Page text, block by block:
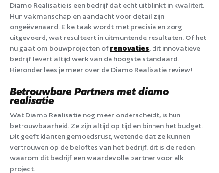
Diamo Realisatie is een bedrijf dat echt uitblinkt in kwaliteit.
Hun vakmanschap en aandacht voor detail zijn
ongeëvenaard. Elke taak wordt met precisie en zorg
uitgevoerd, wat resulteert in uitmuntende resultaten. Of het
nu gaat om bouwprojecten of renovaties, dit innovatieve
bedrijf levert altijd werk van de hoogste standaard.
Hieronder lees je meer over de Diamo Realisatie review!
Betrouwbare Partners met diamo
realisatie
Wat Diamo Realisatie nog meer onderscheidt, is hun
betrouwbaarheid. Ze zijn altijd op tijd en binnen het budget.
Dit geeft klanten gemoedsrust, wetende dat ze kunnen
vertrouwen op de beloftes van het bedrijf. dit is de reden
waarom dit bedrijf een waardevolle partner voor elk
project.